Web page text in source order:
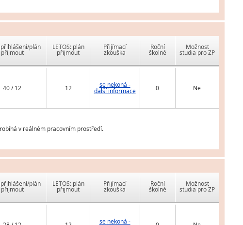
přihlášení/plán
přijmout
LETOS: plán
přijmout
Přijímací
zkouška
Roční
školné
Možnost
studia pro ZP
40 / 12 12 se nekoná -
další informace 0 Ne
v reálném pracovním prostředí.
přihlášení/plán
přijmout
LETOS: plán
přijmout
Přijímací
zkouška
Roční
školné
Možnost
studia pro ZP
se nekoná -